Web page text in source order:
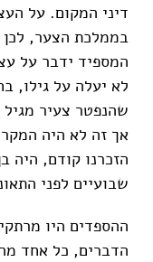
דיני המקום. על
בממלכת הצער,
המספיד ידבר על
לא יעלה על גילו,
שהנפטר צעיר
אך זה לא היה
הזכרנו קודם, היה
שבועיים לפני
ההספדים היו
הדברים, כל אחד